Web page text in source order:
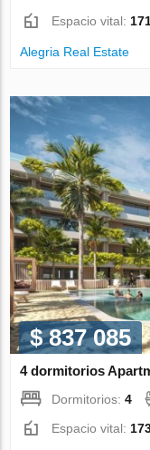
Espacio vital:
Alegria Real Estate
$ 837 085
4 dormitorios
Dormitorios:4
Espacio vital: